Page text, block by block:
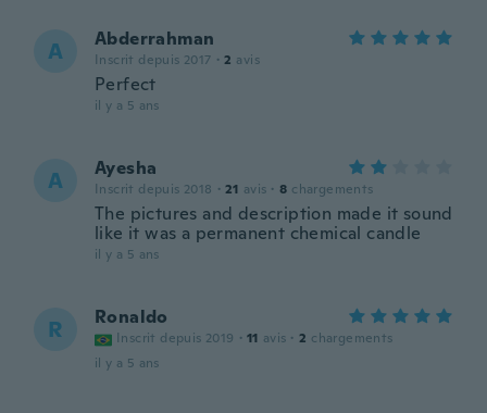
A Abderrahman
Inscrit depuis 2017 · 2 avis
Perfect
il y a 5 ans
A Ayesha
Inscrit depuis 2018 · 21 avis · 8 chargements
The pictures and description made it sound
like it was a permanent chemical candle
il y a 5 ans
R Ronaldo
Inscrit depuis 2019 · 11 avis · 2 chargements
il y a 5 ans